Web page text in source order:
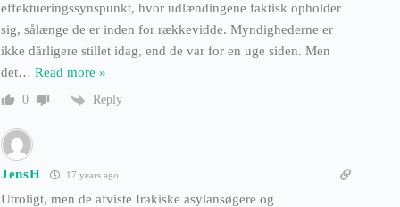
effektueringssynspunkt, hvor udlændingene faktisk opholder
sig, sålænge de er inden for rækkevidde. Myndighederne er
ikke dårligere stillet idag, end de var for en uge siden. Men
det… Read more »
0 Reply
JensH 17 years ago
Utroligt, men de afviste Irakiske asylansøgere og